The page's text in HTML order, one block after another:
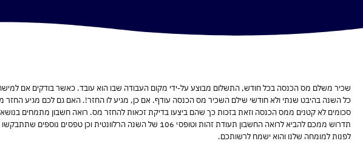
שכיר משלם מס הכנסה בכל חודש, התשלום מבוצע על-ידי מקום העבודה שבו הוא עובד. כאשר בודקים אם
כל השנה בהיבט שנתי ולא חודשי שילם השכיר מס הכנסה עודף. אם כן, מגיע לו החזר!. האם גם לכם מגיע החזר
סכומים לא קטנים ממס הכנסה וזאת בזכות כך שהם ביצעו בדיקת זכאות להחזר מס. רואה חשבון מתמחים
תדרוש ממכם להביא לרואה החשבון תעודת זהות וטופסי 106 של השנה
לפנות למומחה שלנו והוא ישמח לרשותכם.